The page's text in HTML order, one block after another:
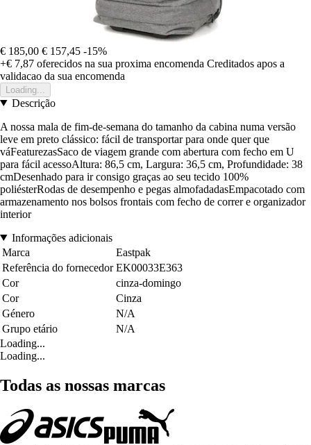
€ 185,00 € 157,45 -15%
+€ 7,87 oferecidos na sua proxima encomenda Creditados apos a
validacao da sua encomenda
Loading...
Descrição
A nossa mala de fim-de-semana do tamanho da cabina numa versão
leve em preto clássico: fácil de transportar para onde quer que
váFeaturezasSaco de viagem grande com abertura com fecho em U
para fácil acessoAltura: 86,5 cm, Largura: 36,5 cm, Profundidade: 38
cmDesenhado para ir consigo graças ao seu tecido 100%
poliésterRodas de desempenho e pegas almofadadasEmpacotado com
armazenamento nos bolsos frontais com fecho de correr e organizador
interior
Informações adicionais
Marca
Eastpak
Referência do fornecedor EK00033E363
Cor
cinza-domingo
Cor
Cinza
Género
N/A
Grupo etário
N/A
Loading...
Loading...
Todas as nossas marcas